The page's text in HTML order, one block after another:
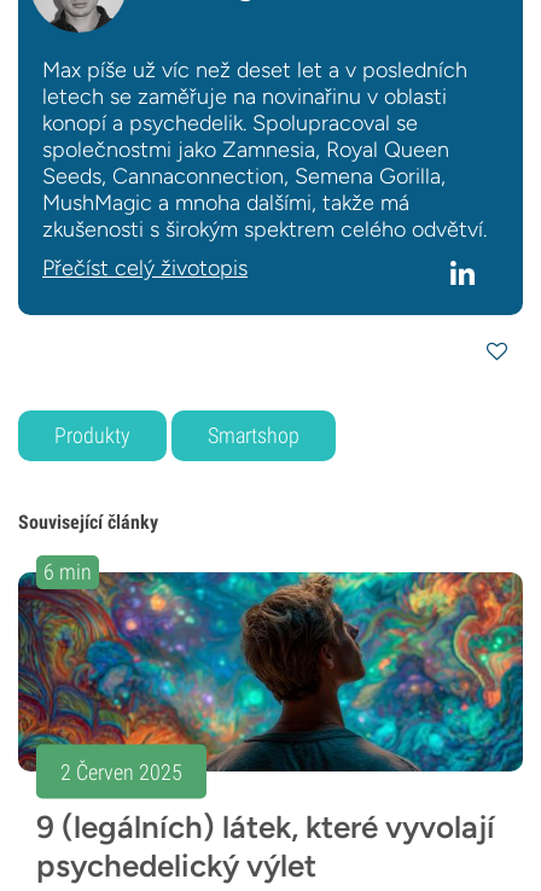
Max píše už víc než deset let a v posledních
letech se zaměřuje na novinařinu v oblasti
konopí a psychedelik. Spolupracoval se
společnostmi jako Zamnesia, Royal Queen
Seeds, Cannaconnection, Semena Gorilla,
MushMagic a mnoha dalšími, takže má
zkušenosti s širokým spektrem celého odvětví.
Přečíst celý životopis
Produkty Smartshop
Související články
6 min
2 Červen 2025
9 (legálních) látek, které vyvolají
psychedelický výlet